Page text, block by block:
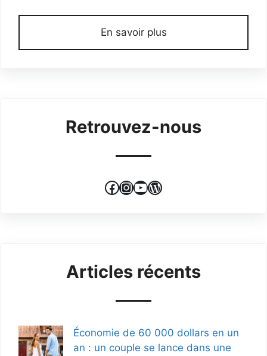
En savoir plus
Retrouvez-nous
Facebook
Instagram
YouTube
WordPress
Articles récents
Économie de 60 000 dollars en un
an : un couple se lance dans une